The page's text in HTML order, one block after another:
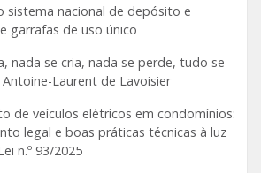
sistema nacional de depósito e
garrafas de uso único
nada se cria, nada se perde, tudo se
Laurent de Lavoisier
de veículos elétricos em condomínios:
legal e boas práticas técnicas à luz
n.º 93/2025